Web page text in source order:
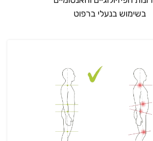
בשימוש בנעלי ברפוט